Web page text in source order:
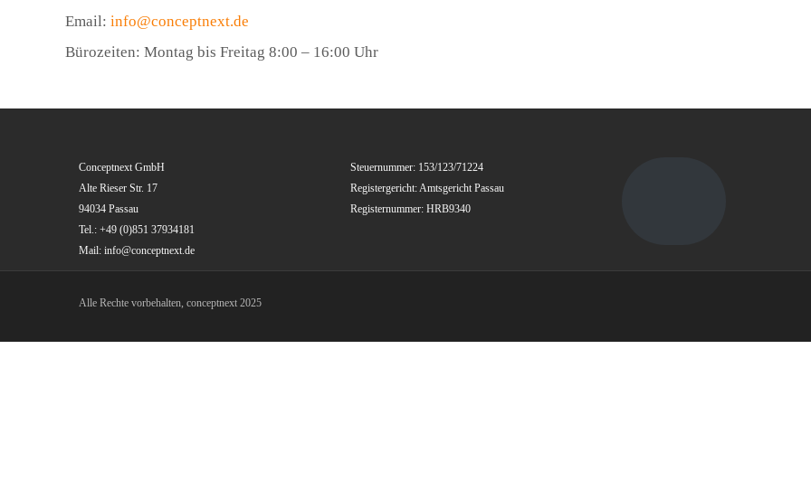
Email: info@conceptnext.de
Bürozeiten: Montag bis Freitag 8:00 – 16:00 Uhr
Conceptnext GmbH
Alte Rieser Str. 17
94034 Passau
Tel.: +49 (0)851 37934181
Mail: info@conceptnext.de
Steuernummer: 153/123/71224
Registergericht: Amtsgericht Passau
Registernummer: HRB9340
Alle Rechte vorbehalten, conceptnext 2025